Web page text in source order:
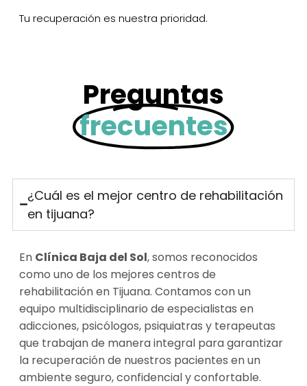
Tu recuperación es nuestra prioridad.
Preguntas
frecuentes
¿Cuál es el mejor centro de rehabilitación
en tijuana?
En Clínica Baja del Sol, somos reconocidos
como uno de los mejores centros de
rehabilitación en Tijuana. Contamos con un
equipo multidisciplinario de especialistas en
adicciones, psicólogos, psiquiatras y terapeutas
que trabajan de manera integral para garantizar
la recuperación de nuestros pacientes en un
ambiente seguro, confidencial y confortable.